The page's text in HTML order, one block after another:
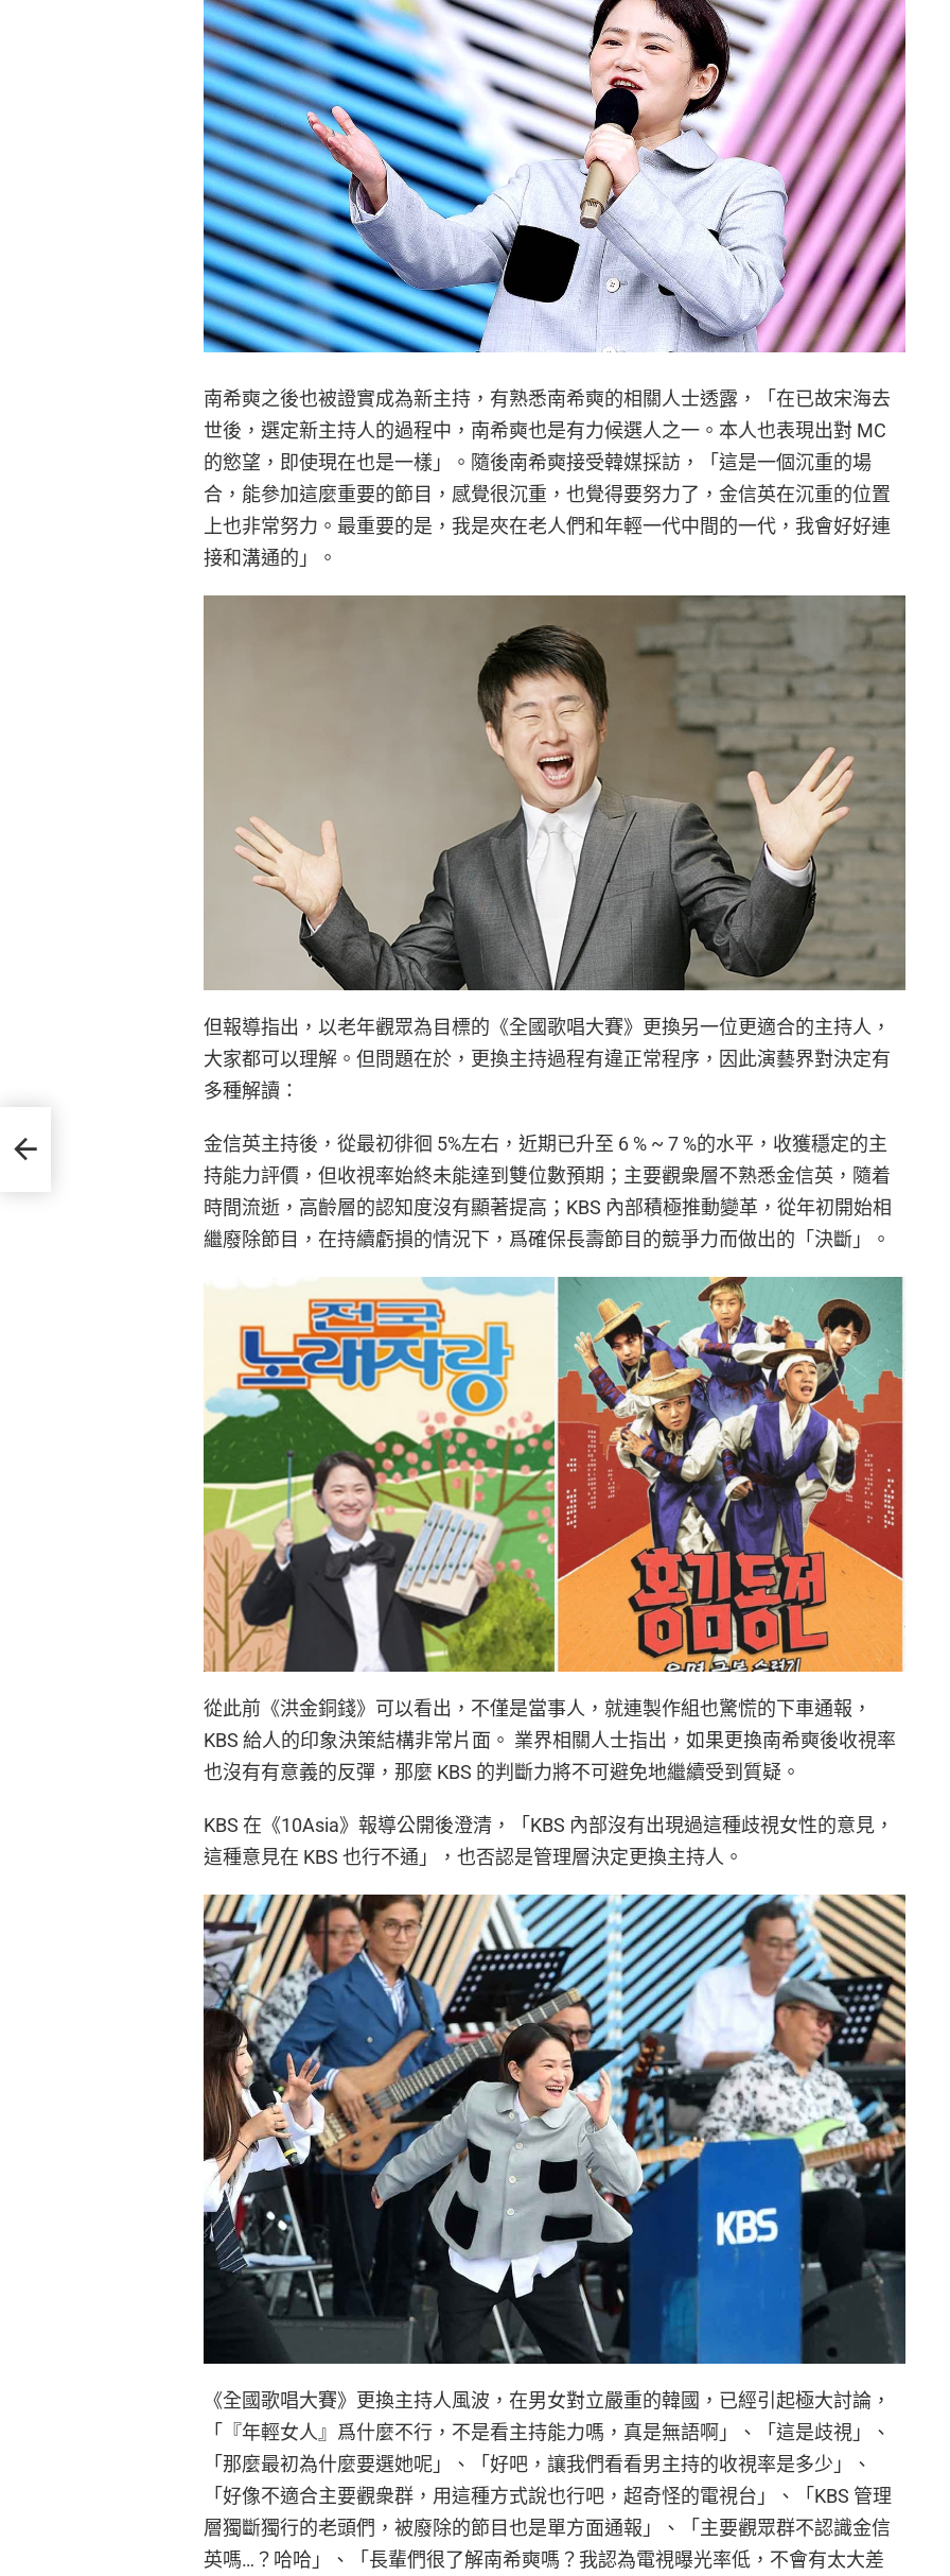
南希奭之後也被證實成為新主持，有熟悉南希奭的相關人士透露，「在已故宋海去
世後，選定新主持人的過程中，南希奭也是有力候選人之一。本人也表現出對 MC
的慾望，即使現在也是一樣」。隨後南希奭接受韓媒採訪，「這是一個沉重的場
合，能參加這麼重要的節目，感覺很沉重，也覺得要努力了，金信英在沉重的位置
上也非常努力。最重要的是，我是夾在老人們和年輕一代中間的一代，我會好好連
接和溝通的」。
但報導指出，以老年觀眾為目標的《全國歌唱大賽》更換另一位更適合的主持人，
大家都可以理解。但問題在於，更換主持過程有違正常程序，因此演藝界對決定有
多種解讀：
金信英主持後，從最初徘徊 5%左右，近期已升至 6 % ~ 7 %的水平，收獲穩定的主
持能力評價，但收視率始終未能達到雙位數預期；主要觀衆層不熟悉金信英，隨着
時間流逝，高齡層的認知度沒有顯著提高；KBS 內部積極推動變革，從年初開始相
繼廢除節目，在持續虧損的情況下，爲確保長壽節目的競爭力而做出的「決斷」。
從此前《洪金銅錢》可以看出，不僅是當事人，就連製作組也驚慌的下車通報，
KBS 給人的印象決策結構非常片面。 業界相關人士指出，如果更換南希奭後收視率
也沒有有意義的反彈，那麼 KBS 的判斷力將​​不可避免地繼續受到質疑。
KBS 在《10Asia》報導公開後澄清，「KBS 內部沒有出現過這種歧視女性的意見，
這種意見在 KBS 也行不通」，也否認是管理層決定更換主持人。
《全國歌唱大賽》更換主持人風波，在男女對立嚴重的韓國，已經引起極大討論，
「『年輕女人』爲什麼不行，不是看主持能力嗎，真是無語啊」、「這是歧視」、
「那麼最初為什麼要選她呢」、「好吧，讓我們看看男主持的收視率是多少」、
「好像不適合主要觀衆群，用這種方式說也行吧，超奇怪的電視台」、「KBS 管理
層獨斷獨行的老頭們，被廢除的節目也是單方面通報」、「主要觀眾群不認識金信
英嗎…？哈哈」、「長輩們很了解南希奭嗎？我認為電視曝光率低，不會有太大差